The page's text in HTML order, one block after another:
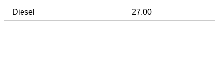
Diesel
27.00